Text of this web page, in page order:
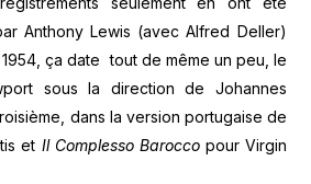
Anthony Lewis (avec Alfred Deller)
1954, ça date tout de même un peu, le
sous la direction de Johannes
dans la version portugaise de
et Il Complesso Baroccopour Virgin